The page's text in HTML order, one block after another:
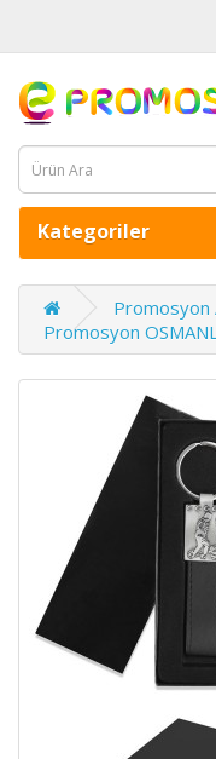
Kategoriler
Promosyon
Promosyon